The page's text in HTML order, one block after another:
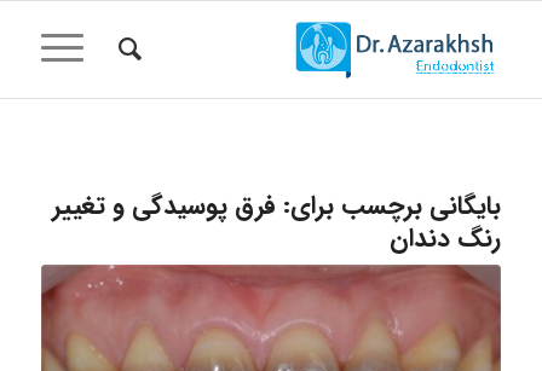
بایگانی برچسب برای: فرق پوسیدگی و تغییر
رنگ دندان